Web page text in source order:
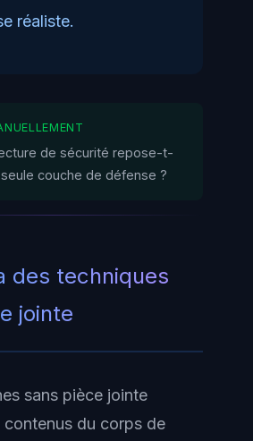
réaliste.
de sécurité repose-t-
couche de défense ?
des techniques
jointe
sans pièce jointe
contenus du corps de